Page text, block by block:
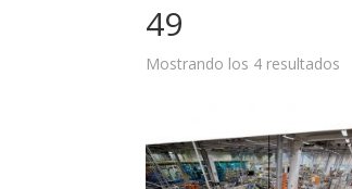
49
Mostrando los 4 resultados